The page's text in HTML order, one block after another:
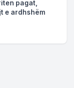
pagat,
e ardhshëm